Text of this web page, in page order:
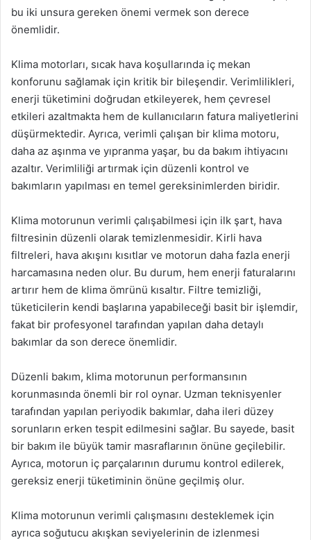
bu iki unsura gereken önemi vermek son derece
önemlidir.
Klima motorları, sıcak hava koşullarında iç mekan
konforunu sağlamak için kritik bir bileşendir. Verimlilikleri,
enerji tüketimini doğrudan etkileyerek, hem çevresel
etkileri azaltmakta hem de kullanıcıların fatura maliyetlerini
düşürmektedir. Ayrıca, verimli çalışan bir klima motoru,
daha az aşınma ve yıpranma yaşar, bu da bakım ihtiyacını
azaltır. Verimliliği artırmak için düzenli kontrol ve
bakımların yapılması en temel gereksinimlerden biridir.
Klima motorunun verimli çalışabilmesi için ilk şart, hava
filtresinin düzenli olarak temizlenmesidir. Kirli hava
filtreleri, hava akışını kısıtlar ve motorun daha fazla enerji
harcamasına neden olur. Bu durum, hem enerji faturalarını
artırır hem de klima ömrünü kısaltır. Filtre temizliği,
tüketicilerin kendi başlarına yapabileceği basit bir işlemdir,
fakat bir profesyonel tarafından yapılan daha detaylı
bakımlar da son derece önemlidir.
Düzenli bakım, klima motorunun performansının
korunmasında önemli bir rol oynar. Uzman teknisyenler
tarafından yapılan periyodik bakımlar, daha ileri düzey
sorunların erken tespit edilmesini sağlar. Bu sayede, basit
bir bakım ile büyük tamir masraflarının önüne geçilebilir.
Ayrıca, motorun iç parçalarının durumu kontrol edilerek,
gereksiz enerji tüketiminin önüne geçilmiş olur.
Klima motorunun verimli çalışmasını desteklemek için
ayrıca soğutucu akışkan seviyelerinin de izlenmesi